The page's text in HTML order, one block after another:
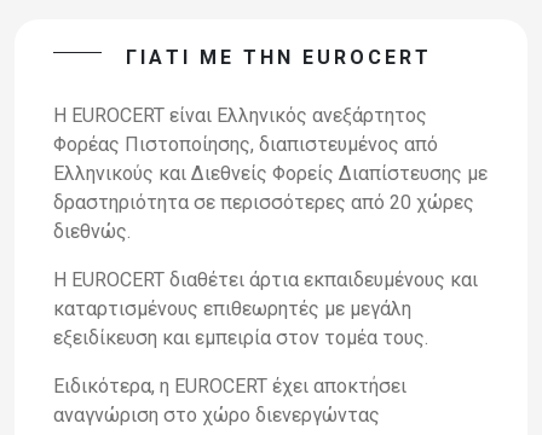
ΓΙΑΤΙ ΜΕ ΤΗΝ EUROCERT
H EUROCERT είναι Ελληνικός ανεξάρτητος
Φορέας Πιστοποίησης, διαπιστευμένος από
Ελληνικούς και Διεθνείς Φορείς Διαπίστευσης με
δραστηριότητα σε περισσότερες από 20 χώρες
διεθνώς.
Η EUROCERT διαθέτει άρτια εκπαιδευμένους και
καταρτισμένους επιθεωρητές με μεγάλη
εξειδίκευση και εμπειρία στον τομέα τους.
Ειδικότερα, η EUROCERT έχει αποκτήσει
αναγνώριση στο χώρο διενεργώντας